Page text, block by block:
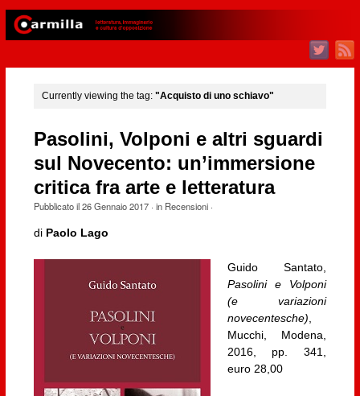
Currently viewing the tag: "Acquisto di uno schiavo"
Pasolini, Volponi e altri sguardi
sul Novecento: un’immersione
critica fra arte e letteratura
Pubblicato il26 Gennaio 2017· in Recensioni·
di Paolo Lago
Guido Santato,
Pasolini e Volponi
(e variazioni
novecentesche),
Mucchi, Modena,
2016, pp. 341,
euro 28,00